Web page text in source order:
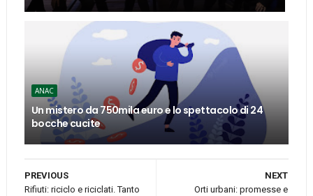
ANAC
Un mistero da 750mila euro e lo spettacolo di 24
bocche cucite
NEXT
Orti urbani: promesse e
PREVIOUS
Rifiuti: riciclo e riciclati. Tanto